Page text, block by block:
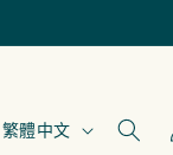
語
繁體中文